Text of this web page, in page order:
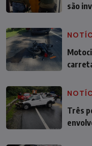
são
Três